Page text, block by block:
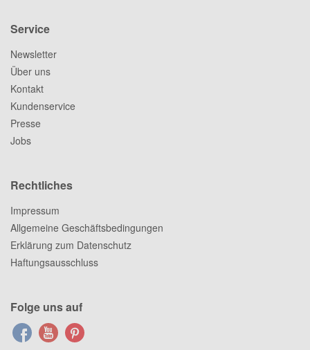
Service
Newsletter
Über uns
Kontakt
Kundenservice
Presse
Jobs
Rechtliches
Impressum
Allgemeine Geschäftsbedingungen
Erklärung zum Datenschutz
Haftungsausschluss
Folge uns auf